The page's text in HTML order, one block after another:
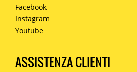
Facebook
Instagram
Youtube
ASSISTENZA CLIENTI